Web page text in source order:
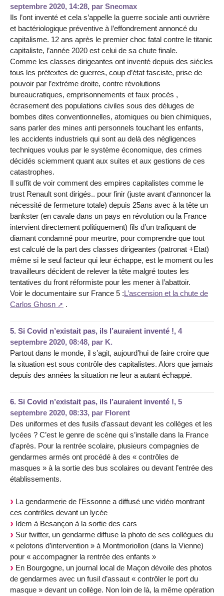
septembre 2020, 14:28, par Snecmax
Ils l’ont inventé et cela s’appelle la guerre sociale anti ouvrière
et bactériologique préventive à l’effondrement annoncé du
capitalisme. 12 ans après le premier choc fatal contre le titanic
capitaliste, l’année 2020 est celui de sa chute finale.
Comme les classes dirigeantes ont inventé depuis des siécles
tous les prétextes de guerres, coup d’état fasciste, prise de
pouvoir par l’extrème droite, contre révolutions
bureaucratiques, emprisonnements et faux procès ,
écrasement des populations civiles sous des déluges de
bombes dites conventionnelles, atomiques ou bien chimiques,
sans parler des mines anti personnels touchant les enfants,
les accidents industriels qui sont au delà des négligences
techniques voulus par le système économique, des crimes
décidés sciemment quant aux suites et aux gestions de ces
catastrophes.
Il suffit de voir comment des empires capitalistes comme le
trust Renault sont dirigés.. pour finir (juste avant d’annoncer la
nécessité de fermeture totale) depuis 25ans avec à la tête un
bankster (en cavale dans un pays en révolution ou la France
intervient directement politiquement) fils d’un trafiquant de
diamant condamné pour meurtre, pour comprendre que tout
est calculé de la part des classes dirigeantes (patronat +Etat)
même si le seul facteur qui leur échappe, est le moment ou les
travailleurs décident de relever la tête malgré toutes les
tentatives du front réformiste pour les mener à l’abattoir.
Voir le documentaire sur France 5 :L’ascension et la chute de
Carlos Ghosn
.
5. Si Covid n’existait pas, ils l’auraient inventé !, 4
septembre 2020, 08:48, par K.
Partout dans le monde, il s’agit, aujourd’hui de faire croire que
la situation est sous contrôle des capitalistes. Alors que jamais
depuis des années la situation ne leur a autant échappé.
6. Si Covid n’existait pas, ils l’auraient inventé !, 5
septembre 2020, 08:33, par Florent
Des uniformes et des fusils d’assaut devant les collèges et les
lycées ? C’est le genre de scène qui s’installe dans la France
d’après. Pour la rentrée scolaire, plusieurs compagnies de
gendarmes armés ont procédé à des « contrôles de
masques » à la sortie des bus scolaires ou devant l’entrée des
établissements.
La gendarmerie de l’Essonne a diffusé une vidéo montrant
ces contrôles devant un lycée
Idem à Besançon à la sortie des cars
Sur twitter, un gendarme diffuse la photo de ses collègues du
« pelotons d’intervention » à Montmoriollon (dans la Vienne)
pour « accompagner la rentrée des enfants »
En Bourgogne, un journal local de Maçon dévoile des photos
de gendarmes avec un fusil d’assaut « contrôler le port du
masque » devant un collège. Non loin de là, la même opération